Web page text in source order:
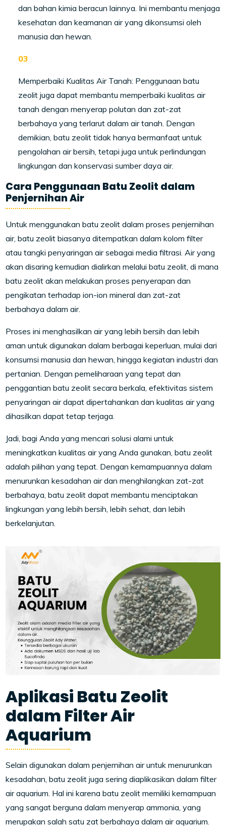
dan bahan kimia beracun lainnya. Ini membantu menjaga
kesehatan dan keamanan air yang dikonsumsi oleh
manusia dan hewan.
Memperbaiki Kualitas Air Tanah: Penggunaan batu
zeolit juga dapat membantu memperbaiki kualitas air
tanah dengan menyerap polutan dan zat-zat
berbahaya yang terlarut dalam air tanah. Dengan
demikian, batu zeolit tidak hanya bermanfaat untuk
pengolahan air bersih, tetapi juga untuk perlindungan
lingkungan dan konservasi sumber daya air.
Cara Penggunaan Batu Zeolit dalam
Penjernihan Air
Untuk menggunakan batu zeolit dalam proses penjernihan
air, batu zeolit biasanya ditempatkan dalam kolom filter
atau tangki penyaringan air sebagai media filtrasi. Air yang
akan disaring kemudian dialirkan melalui batu zeolit, di mana
batu zeolit akan melakukan proses penyerapan dan
pengikatan terhadap ion-ion mineral dan zat-zat
berbahaya dalam air.
Proses ini menghasilkan air yang lebih bersih dan lebih
aman untuk digunakan dalam berbagai keperluan, mulai dari
konsumsi manusia dan hewan, hingga kegiatan industri dan
pertanian. Dengan pemeliharaan yang tepat dan
penggantian batu zeolit secara berkala, efektivitas sistem
penyaringan air dapat dipertahankan dan kualitas air yang
dihasilkan dapat tetap terjaga.
Jadi, bagi Anda yang mencari solusi alami untuk
meningkatkan kualitas air yang Anda gunakan, batu zeolit
adalah pilihan yang tepat. Dengan kemampuannya dalam
menurunkan kesadahan air dan menghilangkan zat-zat
berbahaya, batu zeolit dapat membantu menciptakan
lingkungan yang lebih bersih, lebih sehat, dan lebih
berkelanjutan.
Aplikasi Batu Zeolit
dalam Filter Air
Aquarium
Selain digunakan dalam penjernihan air untuk menurunkan
kesadahan, batu zeolit juga sering diaplikasikan dalam filter
air aquarium. Hal ini karena batu zeolit memiliki kemampuan
yang sangat berguna dalam menyerap ammonia, yang
merupakan salah satu zat berbahaya dalam air aquarium.